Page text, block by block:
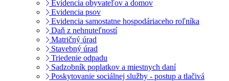
Evidencia obyvateľov a domov
Evidencia psov
Evidencia samostatne hospodáriaceho roľníka
Daň z nehnuteľností
Matričný úrad
Stavebný úrad
Triedenie odpadu
Sadzobník poplatkov a miestnych daní
Poskytovanie sociálnej služby - postup a tlačivá